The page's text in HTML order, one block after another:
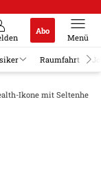
Abo
Menü
Raumfahrt
Ikone mit